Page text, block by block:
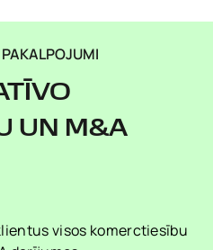
UN M&A
visos komerctiesību